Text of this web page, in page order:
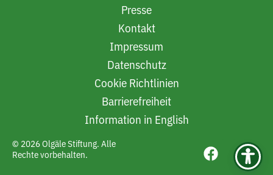
Presse
Kontakt
Impressum
Datenschutz
Cookie Richtlinien
Barrierefreiheit
Information in English
© 2026 Olgäle Stiftung. Alle
Rechte vorbehalten.